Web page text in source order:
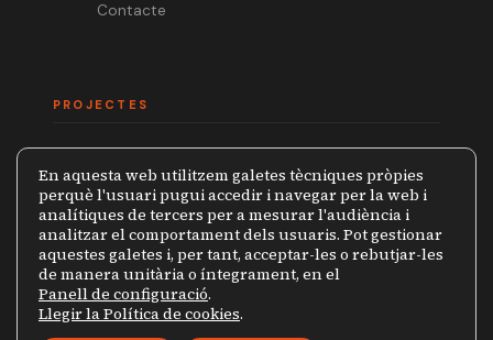
Contacte
PROJECTES
Premi Ramon Barnils
Col·lecció Periodistes
Mapa de la Censura
En aquesta web utilitzem galetes tècniques pròpies
perquè l'usuari pugui accedir i navegar per la web i
analítiques de tercers per a mesurar l'audiència i
analitzar el comportament dels usuaris. Pot gestionar
aquestes galetes i, per tant, acceptar-les o rebutjar-les
de manera unitària o íntegrament, en el
Panell de configuració.
Llegir la Política de cookies.